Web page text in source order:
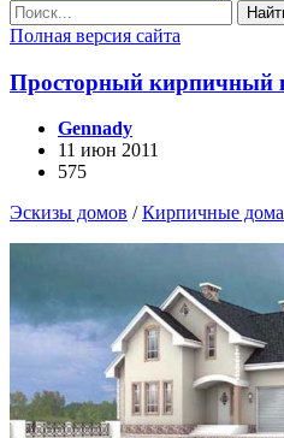
Полная версия сайта
Просторный
Gennady
11 июн 2011
575
Эскизы домов /Кирпичные дома